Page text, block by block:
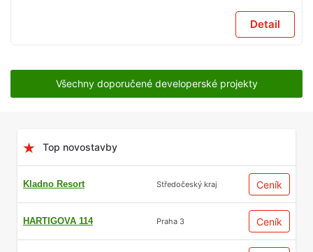
Detail
Všechny doporučené developerské projekty
Top novostavby
Kladno Resort Středočeský kraj Ceník
HARTIGOVA 114 Praha 3 Ceník